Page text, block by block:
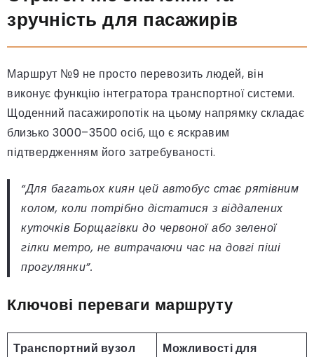
зручність для пасажирів
Маршрут №9 не просто перевозить людей, він
виконує функцію інтегратора транспортної системи.
Щоденний пасажиропотік на цьому напрямку складає
близько 3000–3500 осіб, що є яскравим
підтвердженням його затребуваності.
“Для багатьох киян цей автобус стає рятівним
колом, коли потрібно дістатися з віддалених
куточків Борщагівки до червоної або зеленої
гілки метро, не витрачаючи час на довгі піші
прогулянки”.
Ключові переваги маршруту
Транспортний вузол
Можливості для